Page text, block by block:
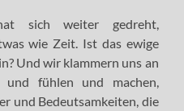
sich weiter gedreht,
wie Zeit. Ist das ewige
Und wir klammern uns an
fühlen und machen,
und Bedeutsamkeiten, die